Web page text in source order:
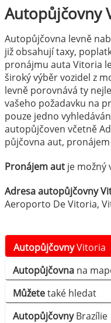
Autopůjčovny
Autopůjčovna levně
již obsahují taxy,
pronájmu auta Vitoria
široký výběr vozidel z
levně porovnává ty
vašeho požadavku na
pouze jedno
autopůjčoven včetně
půjčovna aut,
Pronájem aut je možný
Adresa autopůjčovny
Aeroporto De Vitoria,
AutopůjčovnyVitoria
Autopůjčovna na
Můžetetaké hledat
AutopůjčovnyBrazílie